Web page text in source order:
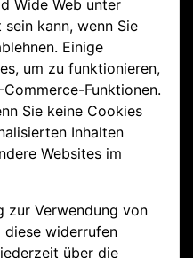
Wide Web unter
kann, wenn Sie
Einige
um zu funktionieren,
Funktionen.
Sie keine Cookies
Inhalten
Websites im
zur Verwendung von
widerrufen
über die